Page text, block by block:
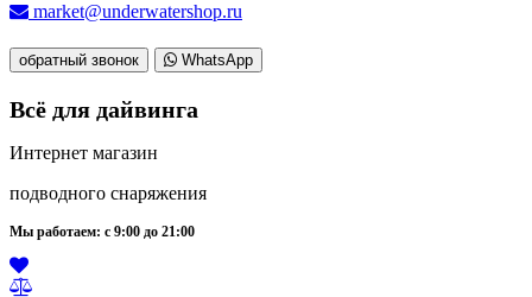
market@underwatershop.ru
обратный звонок WhatsApp
Всё для дайвинга
Интернет магазин
подводного снаряжения
Мы работаем: с 9:00 до 21:00